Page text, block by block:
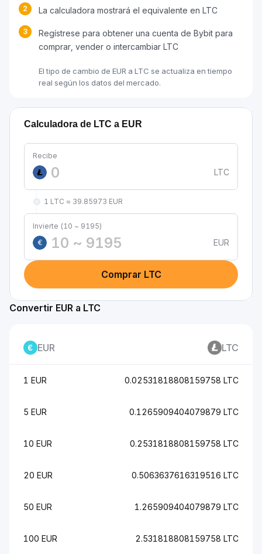
2 La calculadora mostrará el equivalente en LTC
3
Regístrese para obtener una cuenta de Bybit para
comprar, vender o intercambiar LTC
El tipo de cambio de EUR a LTC se actualiza en tiempo
real según los datos del mercado.
Calculadora de LTC a EUR
Recibe
LTC
1 LTC ≈ 39.85973 EUR
Invierte (10 ~ 9195)
€
EUR
Comprar LTC
Convertir EUR a LTC
EUR LTC
1 EUR 0.02531818808159758 LTC
5 EUR 0.1265909404079879 LTC
10 EUR 0.2531818808159758 LTC
20 EUR 0.5063637616319516 LTC
50 EUR 1.265909404079879 LTC
100 EUR 2.531818808159758 LTC